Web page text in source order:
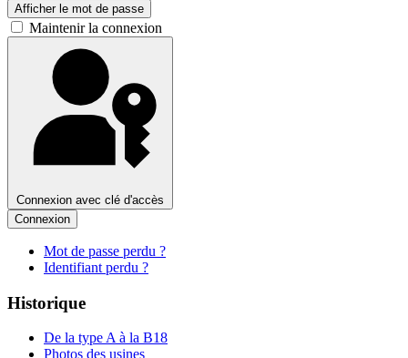
Afficher le mot de passe
Maintenir la connexion
Connexion avec clé d'accès
Connexion
Mot de passe perdu ?
Identifiant perdu ?
Historique
De la type A à la B18
Photos des usines